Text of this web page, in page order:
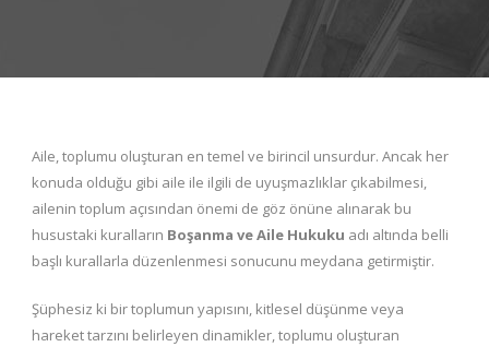
Aile, toplumu oluşturan en temel ve birincil unsurdur. Ancak her
konuda olduğu gibi aile ile ilgili de uyuşmazlıklar çıkabilmesi,
ailenin toplum açısından önemi de göz önüne alınarak bu
husustaki kuralların Boşanma ve Aile Hukuku adı altında belli
başlı kurallarla düzenlenmesi sonucunu meydana getirmiştir.
Şüphesiz ki bir toplumun yapısını, kitlesel düşünme veya
hareket tarzını belirleyen dinamikler, toplumu oluşturan